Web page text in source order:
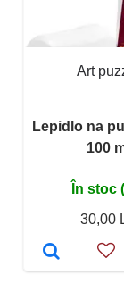
Art
Lepidlo na
100
În stoc
30,00